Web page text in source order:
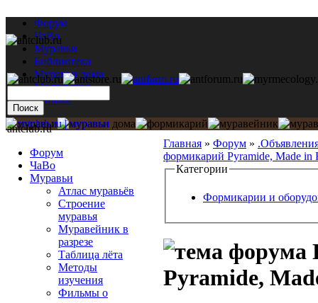
Форум
ЧаВо
Муравьи
Библиотека
Муравьи дома
Мастерская
Каталог
Главная » Форум »
формикарий Pyramide, Made in
Категории
Формикарии и
Pyramide,
antclub.ru
Форум
ЧаВо
Муравьи
Атлас муравьёв
Строение
муравья
Муравейник в
разрезе
Таблица лёта
Методы
изучения
Фильмы о